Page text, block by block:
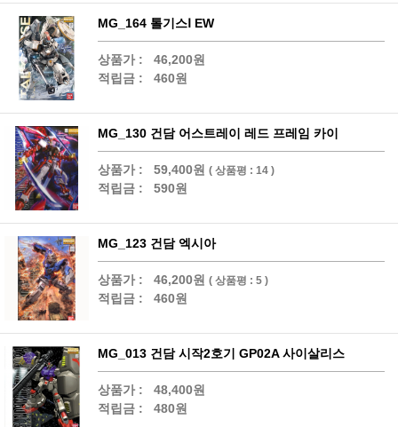
MG_164 톨기스Ⅰ EW
상품가 :
46,200원
적립금 :
460원
MG_130 건담 어스트레이 레드 프레임 카이
상품가 : 59,400원 ( 상품평 : 14 )
적립금 : 590원
MG_123 건담 엑시아
상품가 : 46,200원 ( 상품평 : 5 )
적립금 : 460원
MG_013 건담 시작2호기 GP02A 사이살리스
상품가 :
48,400원
적립금 :
480원